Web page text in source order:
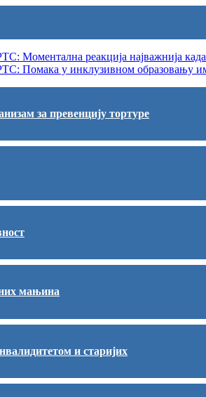
Моментална реакција најважнија
Помака у инклузивном образовању
за превенцију тортуре
мањина
и старијих